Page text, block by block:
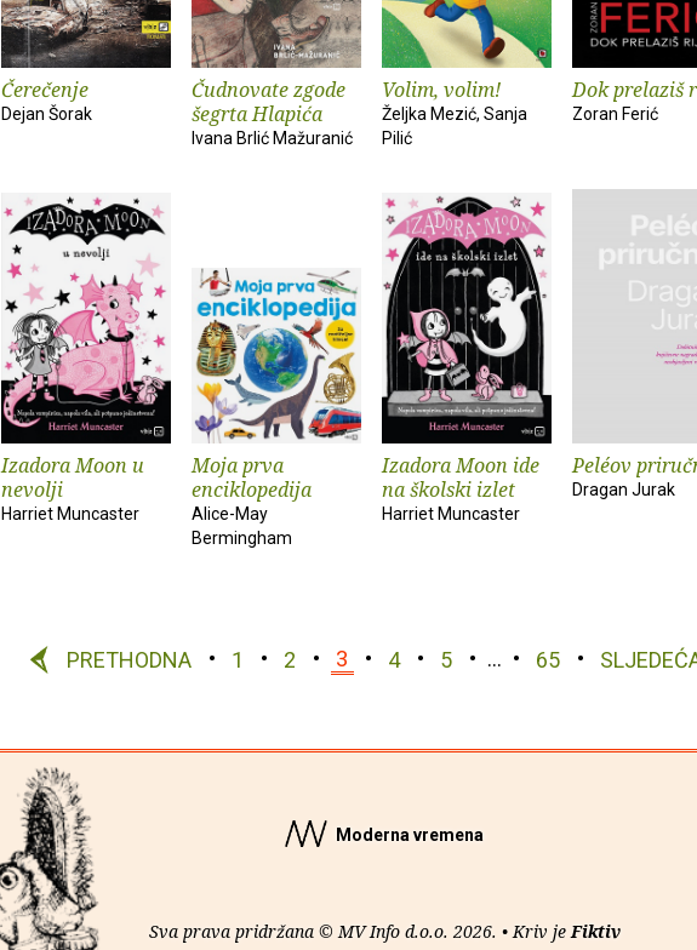
Čerečenje
Dejan Šorak
Čudnovate zgode
šegrta Hlapića
Ivana Brlić Mažuranić
Volim, volim!
Željka Mezić, Sanja
Pilić
Dok prelaziš
Zoran Ferić
Izadora Moon u
nevolji
Harriet Muncaster
Moja prva
enciklopedija
Alice-May
Bermingham
Izadora Moon ide
na školski izlet
Harriet Muncaster
Peléov
Dragan Jurak
PRETHODNA 1 2 3 4 5 … 65
Moderna vremena
Sva prava pridržana © MV Info d.o.o. 2026. • Kriv je Fiktiv